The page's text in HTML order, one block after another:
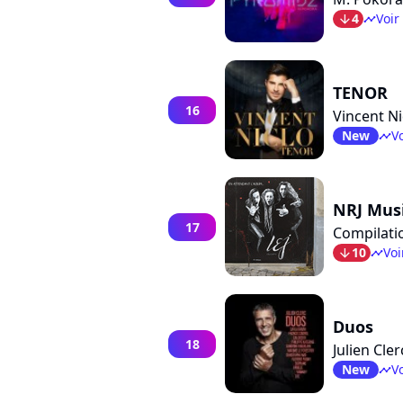
arrow_bot4 timelineVoir
16
TENOR
Vincent
New timeline
17
NRJ
arrow_bot10 timeline
18
Duos
Julien
New timeline